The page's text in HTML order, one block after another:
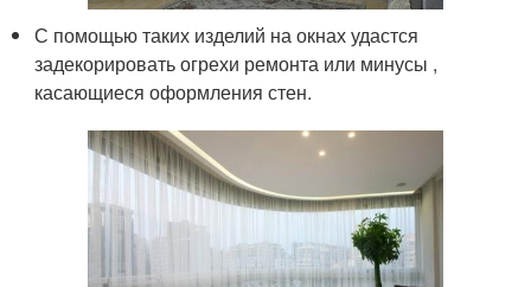
С помощью таких изделий на окнах удастся
задекорировать огрехи ремонта или минусы ,
касающиеся оформления стен.